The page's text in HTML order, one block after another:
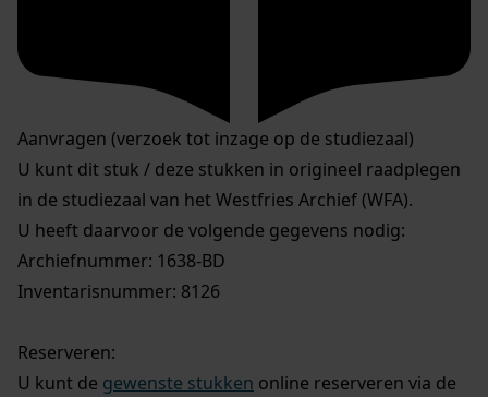
Aanvragen (verzoek tot inzage op de studiezaal)
U kunt dit stuk / deze stukken in origineel raadplegen
in de studiezaal van het Westfries Archief (WFA).
U heeft daarvoor de volgende gegevens nodig:
Archiefnummer: 1638-BD
Inventarisnummer: 8126
Reserveren:
U kunt de gewenste stukken online reserveren via de